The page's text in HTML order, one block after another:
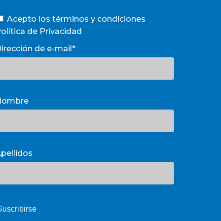
Acepto los términos y condiciones
de Privacidad
de e-mail*